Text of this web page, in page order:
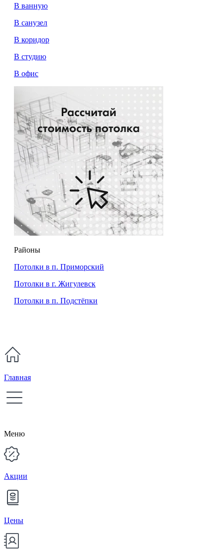
В ванную
В санузел
В коридор
В студию
В офис
Районы
Потолки в п. Приморский
Потолки в г. Жигулевск
Потолки в п. Подстёпки
Главная
Меню
Акции
Цены